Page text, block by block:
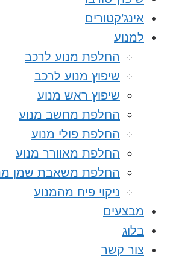
אינג’קטורים
למנוע
החלפת מנוע לרכב
שיפוץ מנוע לרכב
שיפוץ ראש מנוע
החלפת מחשב מנוע
החלפת פולי מנוע
החלפת מאוורר מנוע
החלפת משאבת שמן
ניקוי פיח מהמנוע
מבצעים
בלוג
צור קשר